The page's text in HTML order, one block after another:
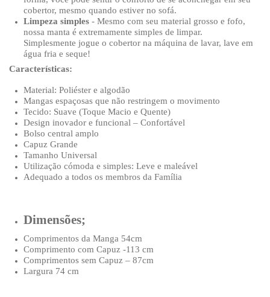
cobertor, mesmo quando estiver no sofá.
Limpeza simples - Mesmo com seu material grosso e fofo,
nossa manta é extremamente simples de limpar.
Simplesmente jogue o cobertor na máquina de lavar, lave em
água fria e seque!
Características:
Material: Poliéster e algodão
Mangas espaçosas que não restringem o movimento
Tecido: Suave (Toque Macio e Quente)
Design inovador e funcional – Confortável
Bolso central amplo
Capuz Grande
Tamanho Universal
Utilização cómoda e simples: Leve e maleável
Adequado a todos os membros da Família
Dimensões;
Comprimentos da Manga 54cm
Comprimento com Capuz -113 cm
Comprimentos sem Capuz – 87cm
Largura 74 cm